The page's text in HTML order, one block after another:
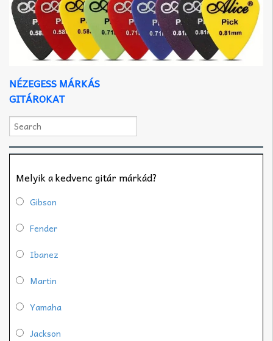
NÉZEGESS MÁRKÁS
GITÁROKAT
Melyik a kedvenc gitár márkád?
Gibson
Fender
Ibanez
Martin
Yamaha
Jackson